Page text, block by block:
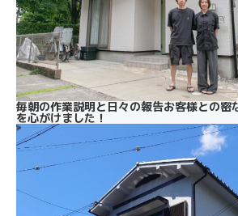
毎朝の作業説明と日々の報告お客様との密
を心がけました！